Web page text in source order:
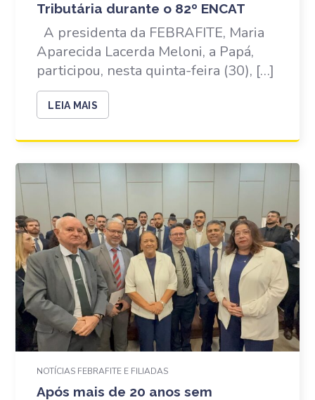
Tributária durante o 82º ENCAT
A presidenta da FEBRAFITE, Maria
Aparecida Lacerda Meloni, a Papá,
participou, nesta quinta-feira (30), […]
LEIA MAIS
NOTÍCIAS FEBRAFITE E FILIADAS
Após mais de 20 anos sem